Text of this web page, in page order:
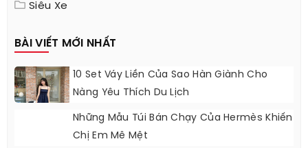
Siêu Xe
BÀI VIẾT MỚI NHẤT
10 Set Váy Liền Của Sao Hàn Giành Cho
Nàng Yêu Thích Du Lịch
Những Mẫu Túi Bán Chạy Của Hermès Khiến
Chị Em Mê Mệt